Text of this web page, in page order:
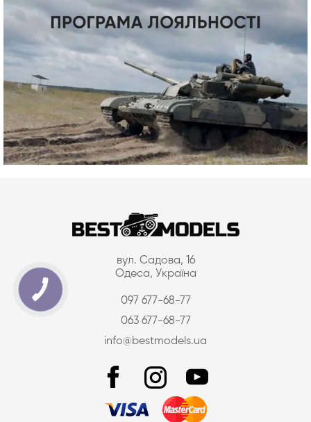
вул. Садова, 16
Одеса, Україна
097 677-68-77
063 677-68-77
info@bestmodels.ua